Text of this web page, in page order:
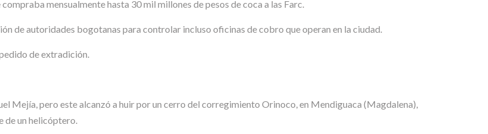
mensualmente hasta 30 mil millones de pesos de coca a las Farc.
de autoridades bogotanas para controlar incluso oficinas de cobro que operan en la ciudad.
de extradición.
Mejía, pero este alcanzó a huir por un cerro del corregimiento Orinoco, en Mendiguaca (Magdalena),
de un helicóptero.